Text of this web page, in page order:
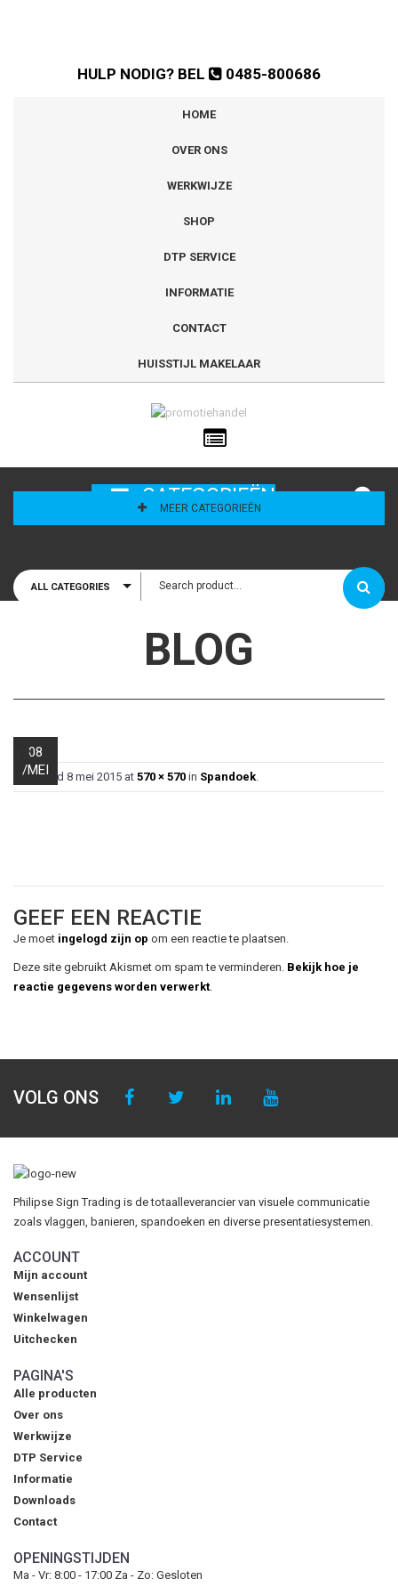
HULP NODIG? BEL 0485-800686
HOME
OVER ONS
WERKWIJZE
SHOP
DTP SERVICE
INFORMATIE
CONTACT
HUISSTIJL MAKELAAR
CATEGORIEËN
MEER CATEGORIEËN
ALL CATEGORIES
BLOG
08
/MEI
13
Published 8 mei 2015 at 570 × 570 in Spandoek
GEEF EEN REACTIE
Je moet ingelogd zijn op om een reactie te plaatsen.
Deze site gebruikt Akismet om spam te verminderen. Bekijk hoe je
reactie gegevens worden verwerkt
VOLG ONS
Philipse Sign Trading is de totaalleverancier van visuele communicatie
zoals vlaggen, banieren, spandoeken en diverse presentatiesystemen.
ACCOUNT
Mijn account
Wensenlijst
Winkelwagen
Uitchecken
PAGINA'S
Alle producten
Over ons
Werkwijze
DTP Service
Informatie
Downloads
Contact
OPENINGSTIJDEN
Ma - Vr: 8:00 - 17:00 Za - Zo: Gesloten